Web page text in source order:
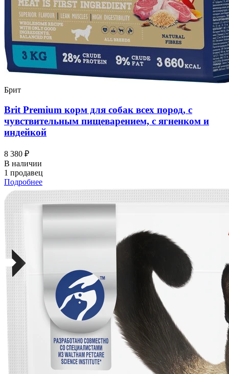
Брит
Brit Premium корм для собак всех пород, с
чувствительным пищеварением, с ягненком и
индейкой
8 380 ₽
В наличии
1 продавец
Подробнее